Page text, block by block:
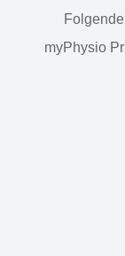
myPhysio